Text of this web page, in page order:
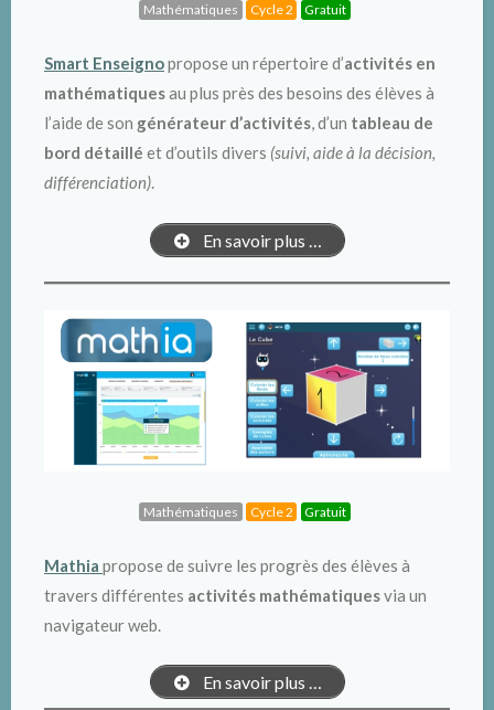
Mathématiques Cycle 2 Gratuit
Smart Enseignopropose un répertoire d’activités en
mathématiquesau plus près des besoins des élèves à
l’aide de son générateur d’activités, d’un tableau de
bord détaillé et d’outils divers (suivi, aide à la décision,
différenciation).
En savoir plus …
Mathématiques Cycle 2 Gratuit
Mathia propose de suivre les progrès des élèves à
travers différentes activités mathématiquesvia un
navigateur web.
En savoir plus …